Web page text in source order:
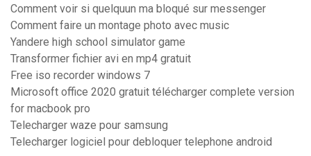
Comment voir si quelquun ma bloqué sur messenger
Comment faire un montage photo avec music
Yandere high school simulator game
Transformer fichier avi en mp4 gratuit
Free iso recorder windows 7
Microsoft office 2020 gratuit télécharger complete version
for macbook pro
Telecharger waze pour samsung
Telecharger logiciel pour debloquer telephone android